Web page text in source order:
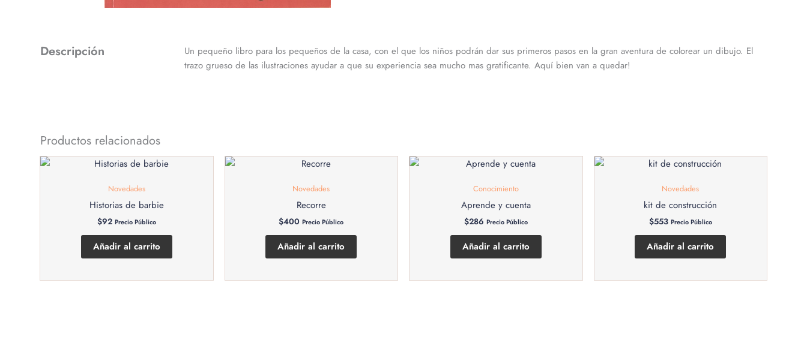
Descripción
Un pequeño libro para los pequeños de la casa, con el que los niños podrán dar sus primeros pasos en la gran aventura de colorear un dibujo. El
trazo grueso de las ilustraciones ayudar a que su experiencia sea mucho mas gratificante. Aquí bien van a quedar!
Productos relacionados
Novedades
Historias de barbie
$92 Precio Público
Añadir al carrito
Novedades
Recorre
$400 Precio Público
Añadir al carrito
Conocimiento
Aprende y cuenta
$286 Precio Público
Añadir al carrito
Novedades
kit de construcción
$553 Precio Público
Añadir al carrito